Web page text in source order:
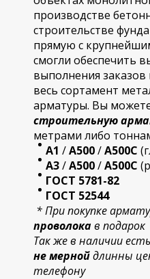
производстве
строительстве
прямую с
смогли обеспечить
выполнения
весь сортамент
арматуры. Вы
строительную
метрами либо
А1 /А500/А500С
А3/А500/А500С
ГОСТ 5781-82
ГОСТ 52544
* При покупке
проволокав подарок
Так же в наличии есть
не мернойдлинны
телефону